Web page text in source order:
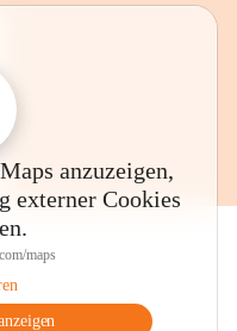
anzuzeigen,
externer Cookies
maps